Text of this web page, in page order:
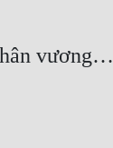
vương…